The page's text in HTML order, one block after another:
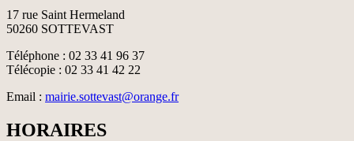
17 rue Saint Hermeland
50260 SOTTEVAST
Téléphone : 02 33 41 96 37
Télécopie : 02 33 41 42 22
Email : mairie.sottevast@orange.fr
HORAIRES